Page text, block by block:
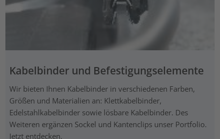
Kabelbinder und Befestigungselemente
Wir bieten Ihnen Kabelbinder in verschiedenen Farben,
Größen und Materialien an: Klettkabelbinder,
Edelstahlkabelbinder sowie lösbare Kabelbinder. Des
Weiteren ergänzen Sockel und Kantenclips unser Portfolio.
Jetzt entdecken.